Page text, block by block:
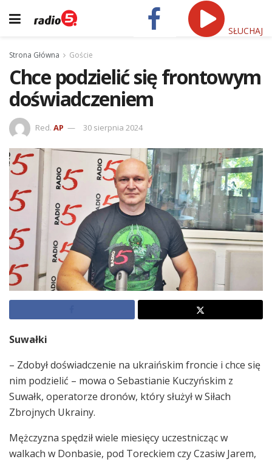
SŁUCHAJ
Strona Główna Goście
Chce podzielić się frontowym
doświadczeniem
Red. AP 30 sierpnia 2024
Suwałki
– Zdobył doświadczenie na ukraińskim froncie i chce się
nim podzielić – mowa o Sebastianie Kuczyńskim z
Suwałk, operatorze dronów, który służył w Siłach
Zbrojnych Ukrainy.
Mężczyzna spędził wiele miesięcy uczestnicząc w
walkach w Donbasie, pod Toreckiem czy Czasiw Jarem,